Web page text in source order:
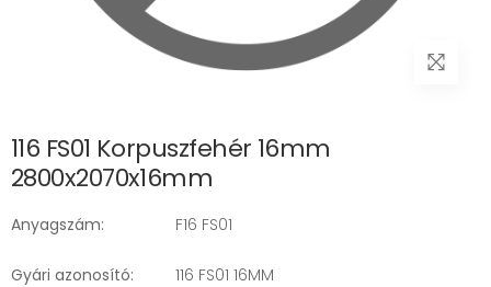
116 FS01 Korpuszfehér 16mm
2800x2070x16mm
Anyagszám: F16 FS01
Gyári azonosító: 116 FS01 16MM